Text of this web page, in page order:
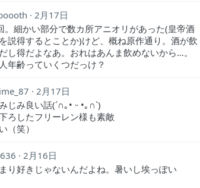
2月17日
。細かい部分で数カ所アニオリがあった(皇帝酒
説得するとことか)けど、概ね原作通り。酒が飲
し得だよなあ。おれはあんま飲めないから…。
年齢っていくつだっけ？
2月17日
じみ良い話(⁠´⁠∩⁠｡⁠•⁠ ⁠ᵕ⁠ ⁠•⁠｡⁠∩⁠`⁠)
ろしたフリーレン様も素敵
（笑）
2月16日
り好きじゃないんだよね。暑いし埃っぽい